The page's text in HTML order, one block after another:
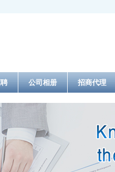
公司相册 招商代理